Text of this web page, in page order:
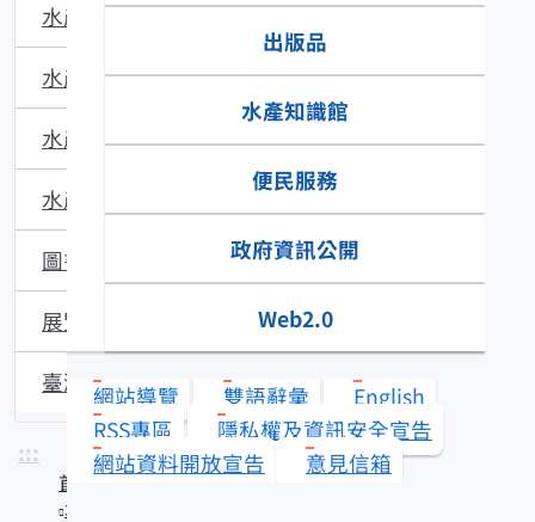
出版品
水產知識館
便民服務
政府資訊公開
Web2.0
網站導覽 雙語辭彙
English
RSS專區
隱私權及資訊安全宣告
網站資料開放宣告
意見信箱
水產品食安專區
水產技術
水產多媒體
水產食譜
圖書館藏
展覽與活動
臺灣沿近海漁業資源動態
:::
首頁
水產知識館